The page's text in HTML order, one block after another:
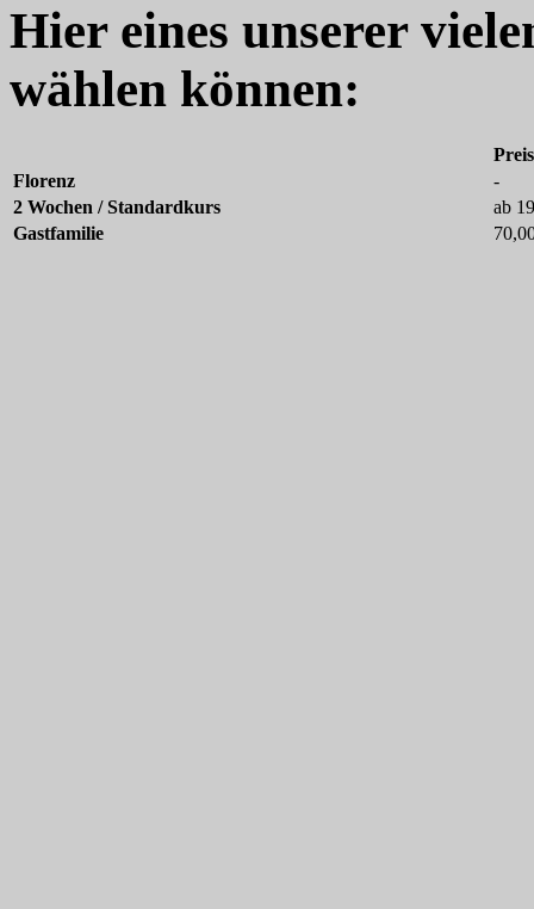
Hier eines unserer
wählen können:
Florenz
-
2 Wochen / Standardkurs
ab
Gastfamilie